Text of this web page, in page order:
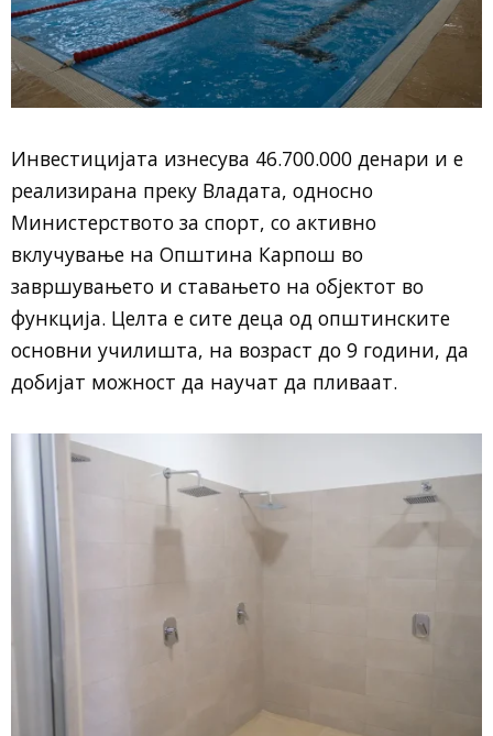
Инвестицијата изнесува 46.700.000 денари и е
реализирана преку Владата, односно
Министерството за спорт, со активно
вклучување на Општина Карпош во
завршувањето и ставањето на објектот во
функција. Целта е сите деца од општинските
основни училишта, на возраст до 9 години, да
добијат можност да научат да пливаат.